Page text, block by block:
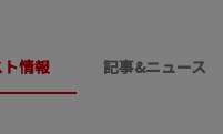
ト情報 記事&ニュース